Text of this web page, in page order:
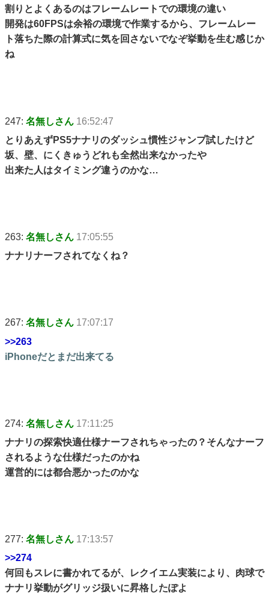
割りとよくあるのはフレームレートでの環境の違い
開発は60FPSは余裕の環境で作業するから、フレームレー
ト落ちた際の計算式に気を回さないでなぞ挙動を生む感じか
ね
247: 名無しさん 16:52:47
とりあえずPS5ナナリのダッシュ慣性ジャンプ試したけど
坂、壁、にくきゅうどれも全然出来なかったや
出来た人はタイミング違うのかな…
263: 名無しさん 17:05:55
ナナリナーフされてなくね？
267: 名無しさん 17:07:17
>>263
iPhoneだとまだ出来てる
274: 名無しさん 17:11:25
ナナリの探索快適仕様ナーフされちゃったの？そんなナーフ
されるような仕様だったのかね
運営的には都合悪かったのかな
277: 名無しさん 17:13:57
>>274
何回もスレに書かれてるが、レクイエム実装により、肉球で
ナナリ挙動がグリッジ扱いに昇格したぽよ